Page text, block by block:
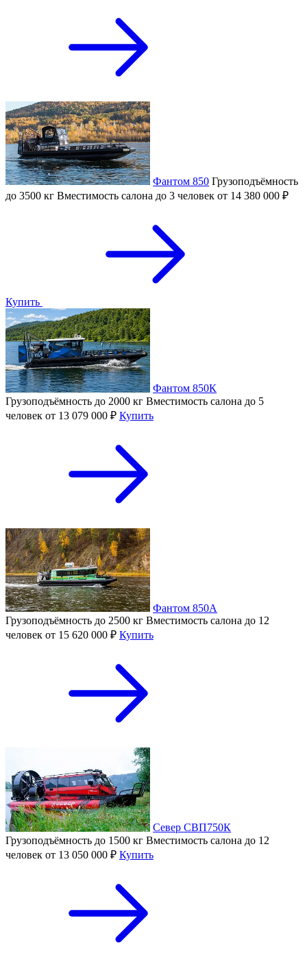
Фантом 850 Грузоподъёмность
до 3500 кг Вместимость салона до 3 человек от 14 380 000 ₽
Купить
Фантом 850К
Грузоподъёмность до 2000 кг Вместимость салона до 5
человек от 13 079 000 ₽ Купить
Фантом 850А
Грузоподъёмность до 2500 кг Вместимость салона до 12
человек от 15 620 000 ₽ Купить
Север СВП750К
Грузоподъёмность до 1500 кг Вместимость салона до 12
человек от 13 050 000 ₽ Купить